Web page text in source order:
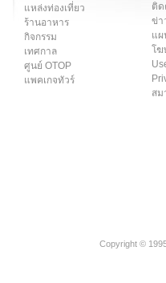
แหล่งท่องเที่ยว
ร้านอาหาร
กิจกรรม
เทศกาล
ศูนย์ OTOP
แพคเกจทัวร์
ติด
ข่า
แผ
โ
สม
Copyright ©